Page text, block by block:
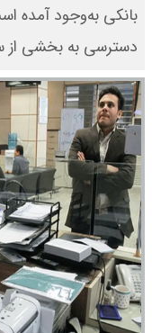
بانکی به‌وجود
دسترسی به بخشی